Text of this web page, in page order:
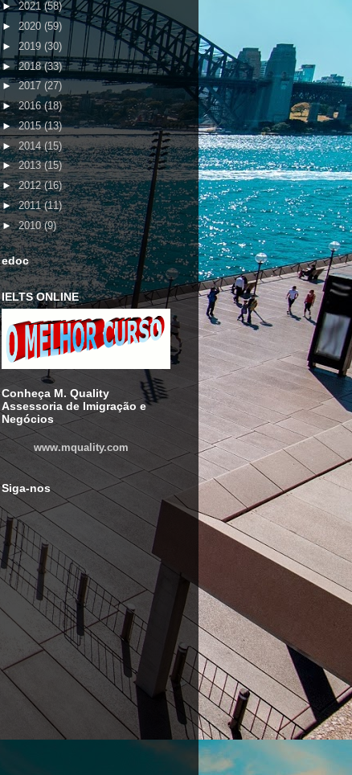
►2021(58)
► 2020 (59)
► 2019 (30)
►2018(33)
►2017 (27)
►2016(18)
►2015(13)
►2014(15)
►2013(15)
►2012(16)
►2011(11)
►2010(9)
edoc
IELTS ONLINE
Conheça M. Quality
Assessoria de Imigração e
Negócios
www.mquality.com
Siga-nos